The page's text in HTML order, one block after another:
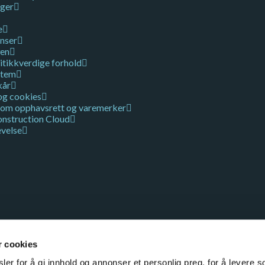
cookies
for å gi innhold og annonser et personlig preg, for å levere
forhold
cookies
opphavsrett og varemerker
Cloud